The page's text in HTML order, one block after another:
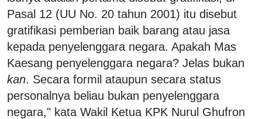
Pasal 12 (UU No. 20 tahun 2001) itu disebut
gratifikasi pemberian baik barang atau jasa
kepada penyelenggara negara. Apakah Mas
Kaesang penyelenggara negara? Jelas bukan
kan. Secara formil ataupun secara status
personalnya beliau bukan penyelenggara
negara," kata Wakil Ketua KPK Nurul Ghufron